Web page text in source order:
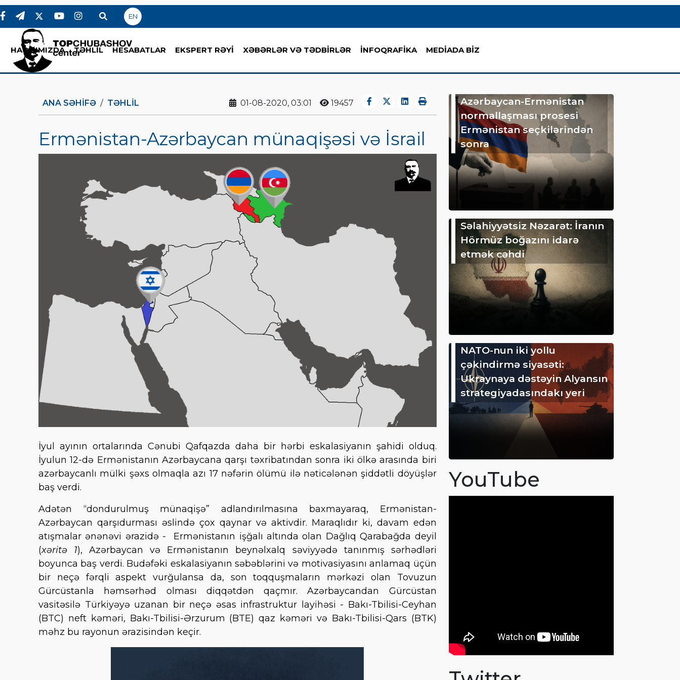
EN
HAQQIMIZDA TƏHLİL HESABATLAR EKSPERT RƏYİ XƏBƏRLƏR VƏ TƏDBİRLƏR İNFOQRAFİKA MEDİADA BİZ
ANA SƏHIFƏ TƏHLİL 01-08-2020, 03:01 19457
Ermənistan-Azərbaycan münaqişəsi və İsrail
İyul ayının ortalarında Cənubi Qafqazda daha bir hərbi eskalasiyanın şahidi olduq.
İyulun 12-də Ermənistanın Azərbaycana qarşı təxribatından sonra iki ölkə arasında biri
azərbaycanlı mülki şəxs olmaqla azı 17 nəfərin ölümü ilə nəticələnən şiddətli döyüşlər
baş verdi.
Adətən “dondurulmuş münaqişə” adlandırılmasına baxmayaraq, Ermənistan-
Azərbaycan qarşıdurması əslində çox qaynar və aktivdir. Maraqlıdır ki, davam edən
atışmalar ənənəvi ərazidə - Ermənistanın işğalı altında olan Dağlıq Qarabağda deyil
(xəritə 1), Azərbaycan və Ermənistanın beynəlxalq səviyyədə tanınmış sərhədləri
boyunca baş verdi. Budəfəki eskalasiyanın səbəblərini və motivasiyasını anlamaq üçün
bir neçə fərqli aspekt vurğulansa da, son toqquşmaların mərkəzi olan Tovuzun
Gürcüstanla həmsərhəd olması diqqətdən qaçmır. Azərbaycandan Gürcüstan
vasitəsilə Türkiyəyə uzanan bir neçə əsas infrastruktur layihəsi - Bakı-Tbilisi-Ceyhan
(BTC) neft kəməri, Bakı-Tbilisi-Ərzurum (BTE) qaz kəməri və Bakı-Tbilisi-Qars (BTK)
məhz bu rayonun ərazisindən keçir.
Azərbaycan-Ermənistan
normallaşması prosesi
Ermənistan seçkilərindən
sonra
Səlahiyyətsiz Nəzarət: İranın
Hörmüz boğazını idarə
etmək cəhdi
NATO-nun iki yollu
çəkindirmə siyasəti:
Ukraynaya dəstəyin Alyansın
strategiyadasındakı yeri
YouTube